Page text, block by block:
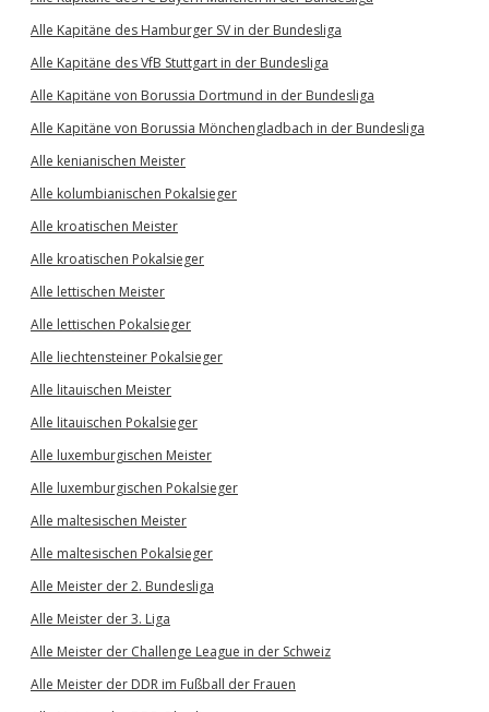
Alle Kapitäne des Hamburger SV in der Bundesliga
Alle Kapitäne des VfB Stuttgart in der Bundesliga
Alle Kapitäne von Borussia Dortmund in der Bundesliga
Alle Kapitäne von Borussia Mönchengladbach in der Bundesliga
Alle kenianischen Meister
Alle kolumbianischen Pokalsieger
Alle kroatischen Meister
Alle kroatischen Pokalsieger
Alle lettischen Meister
Alle lettischen Pokalsieger
Alle liechtensteiner Pokalsieger
Alle litauischen Meister
Alle litauischen Pokalsieger
Alle luxemburgischen Meister
Alle luxemburgischen Pokalsieger
Alle maltesischen Meister
Alle maltesischen Pokalsieger
Alle Meister der 2. Bundesliga
Alle Meister der 3. Liga
Alle Meister der Challenge League in der Schweiz
Alle Meister der DDR im Fußball der Frauen